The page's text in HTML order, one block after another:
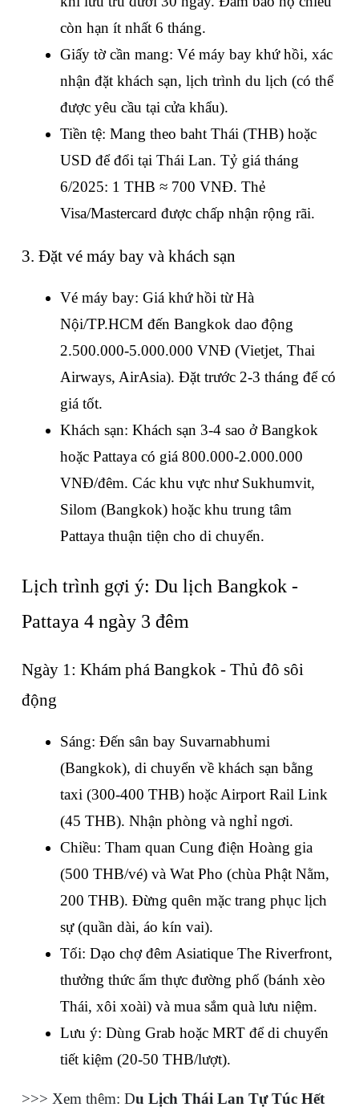
còn hạn ít nhất 6 tháng.
Giấy tờ cần mang: Vé máy bay khứ hồi, xác
nhận đặt khách sạn, lịch trình du lịch (có thể
được yêu cầu tại cửa khẩu).
Tiền tệ: Mang theo baht Thái (THB) hoặc
USD để đổi tại Thái Lan. Tỷ giá tháng
6/2025: 1 THB ≈ 700 VNĐ. Thẻ
Visa/Mastercard được chấp nhận rộng rãi.
3. Đặt vé máy bay và khách sạn
Vé máy bay: Giá khứ hồi từ Hà
Nội/TP.HCM đến Bangkok dao động
2.500.000-5.000.000 VNĐ (Vietjet, Thai
Airways, AirAsia). Đặt trước 2-3 tháng để có
giá tốt.
Khách sạn: Khách sạn 3-4 sao ở Bangkok
hoặc Pattaya có giá 800.000-2.000.000
VNĐ/đêm. Các khu vực như Sukhumvit,
Silom (Bangkok) hoặc khu trung tâm
Pattaya thuận tiện cho di chuyển.
Lịch trình gợi ý: Du lịch Bangkok -
Pattaya 4 ngày 3 đêm
Ngày 1: Khám phá Bangkok - Thủ đô sôi
động
Sáng: Đến sân bay Suvarnabhumi
(Bangkok), di chuyển về khách sạn bằng
taxi (300-400 THB) hoặc Airport Rail Link
(45 THB). Nhận phòng và nghỉ ngơi.
Chiều: Tham quan Cung điện Hoàng gia
(500 THB/vé) và Wat Pho (chùa Phật Nằm,
200 THB). Đừng quên mặc trang phục lịch
sự (quần dài, áo kín vai).
Tối: Dạo chợ đêm Asiatique The Riverfront,
thưởng thức ẩm thực đường phố (bánh xèo
Thái, xôi xoài) và mua sắm quà lưu niệm.
Lưu ý: Dùng Grab hoặc MRT để di chuyển
tiết kiệm (20-50 THB/lượt).
>>> Xem thêm: Du Lịch Thái Lan Tự Túc Hết